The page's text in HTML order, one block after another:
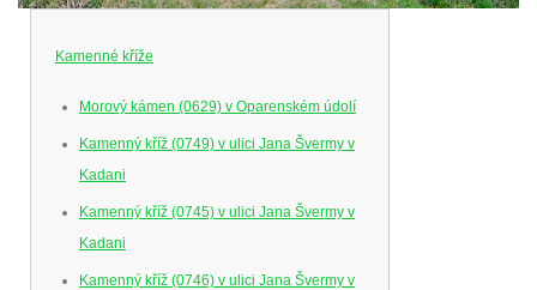
Kamenné kříže
Morový kámen (0629) v Oparenském údolí
Kamenný kříž (0749) v ulici Jana Švermy v
Kadani
Kamenný kříž (0745) v ulici Jana Švermy v
Kadani
Kamenný kříž (0746) v ulici Jana Švermy v